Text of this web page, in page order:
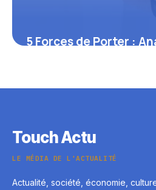
5 Forces de Porter :
Touch Actu
LE MÉDIA DE L'ACTUALITÉ
Actualité, société, économie,